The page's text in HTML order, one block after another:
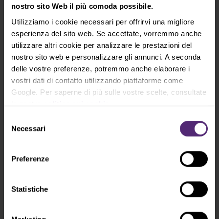
nostro sito Web il più comoda possibile.
Utilizziamo i cookie necessari per offrirvi una migliore
esperienza del sito web. Se accettate, vorremmo anche
utilizzare altri cookie per analizzare le prestazioni del
nostro sito web e personalizzare gli annunci. A seconda
delle vostre preferenze, potremmo anche elaborare i
vostri dati di contatto utilizzando piattaforme come
Google. Per saperne di più sulle vostre scelte, consultate
la nostrapolitica sui cookie.
delNecessari
Preferenze
Statistiche
Torna alla panoramica degli argomenti
Cosa c'è di nuovo in Purple Trading, Market
* Riconosco e accetto che i miei dati personali vengano trattati in
marketing e di promozione. Inoltre riconosco e accetto anche la